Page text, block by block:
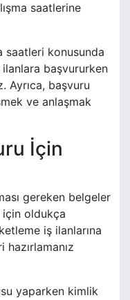
saatlerine
saatleri konusunda
başvururken
Ayrıca, başvuru
ve anlaşmak
İçin
gereken belgeler
oldukça
iş ilanlarına
yaparken kimlik